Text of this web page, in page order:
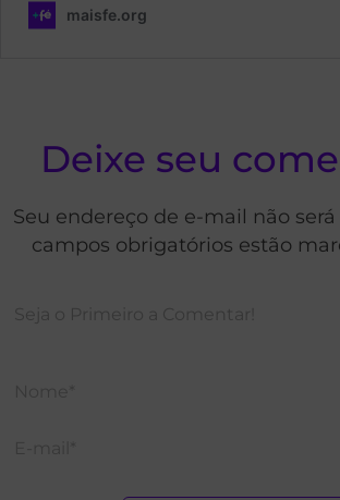
Deixe seu
Seu endereço de e-mail não
campos obrigatórios estão